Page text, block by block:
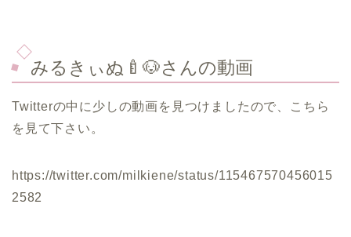
みるきぃぬ🍼🐶さんの動画
Twitterの中に少しの動画を見つけましたので、こちら
を見て下さい。
https://twitter.com/milkiene/status/115467570456015
2582